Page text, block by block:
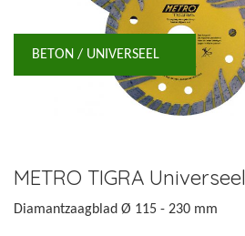
BETON / UNIVERSEEL
METRO TIGRA Universeel
Diamantzaagblad Ø 115 - 230 mm